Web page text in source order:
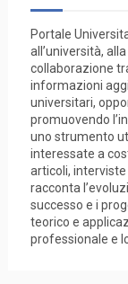
Portale
all’università,
collaborazione
informazioni
universitari,
promuovendo
uno strumento
interessate a
articoli,
racconta
successo e i
teorico e
professionale e